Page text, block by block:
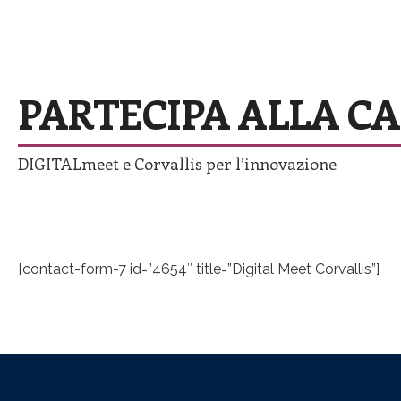
PARTECIPA ALLA
DIGITALmeet e Corvallis per l’innovazione
[contact-form-7 id=”4654″ title=”Digital Meet Corvallis”]